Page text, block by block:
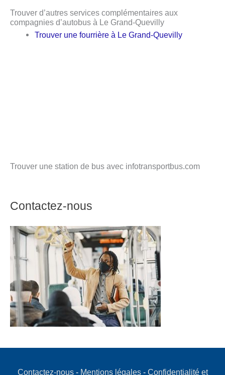
Trouver d’autres services complémentaires aux
compagnies d’autobus à Le Grand-Quevilly
Trouver une fourrière à Le Grand-Quevilly
Trouver une station de bus avec infotransportbus.com
Contactez-nous
Contactez-nous- Mentions légales- Confidentialité et